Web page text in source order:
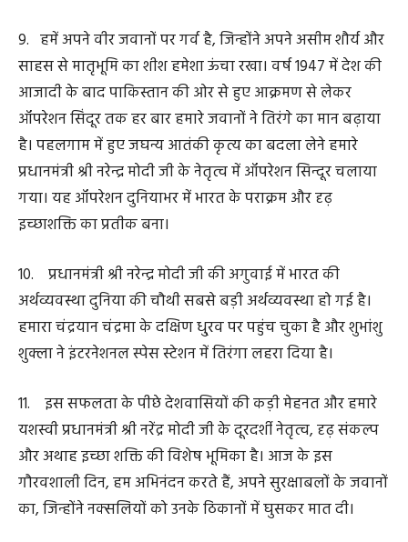
15. नक्सलवाद के कम होते ही बस्तर में विकास की रफ्तार तेजी
से बढ़ी है। 50 बंद स्कूल फिर से खोले गए और कई गांवों में पहली
बार बिजली पहुंची। नियद नेल्ला नार अर्थात आपका अच्छा गाँव
योजना से 327 गांवों में बुनियादी सुविधाएं पहुंची हैं। पामेड़, जो
कभी नक्सलियों का गढ़ था, वहां अब बैंक की शाखा खुल गई हैं।
16. पिछले 20 महीनों में हमने प्रदेश के नागरिकों को प्रधानमंत्री
उल्लेखनीय कार्य किये हैं।
17. कैबिनेट की पहली बैठक में हमने 18 लाख प्रधानमंत्री आवास
स्वीकृत किए। पीएम जनमन योजना में विशेष पिछड़ी जनजाति के
लिए 15 हजार आवास मंजूर किए गए। पात्रता नियम आसान किए
गए हैं और नए लाभार्थियों के लिए आवास प्लस 2.0 के तहत सर्वे
कराया गया है। इस तरह हर नागरिक का पक्का घर पाने का सपना
पूरा हो रहा है।